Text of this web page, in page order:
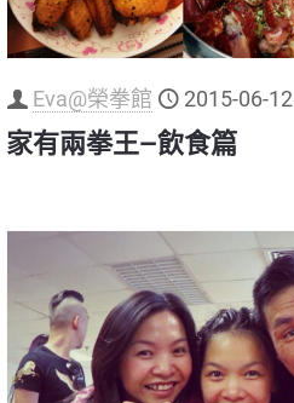
Eva@榮拳館 2015-06-12
家有兩拳王—飲食篇